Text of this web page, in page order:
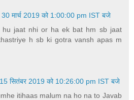
30 मार्च 2019 को 1:00:00 pm IST बजे
hu jaat nhi or ha ek bat hm sb jaat
h sb ki gotra vansh apas m
15 सितंबर 2019 को 10:26:00 pm IST बजे
itihaas malum na ho na to Javab